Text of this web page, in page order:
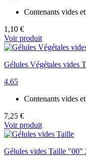
Contenants vides
1,10 €
Voir produit
Gélules Végétales vides
4.65
Contenants vides
7,25 €
Voir produit
Gélules vides Taille "00"